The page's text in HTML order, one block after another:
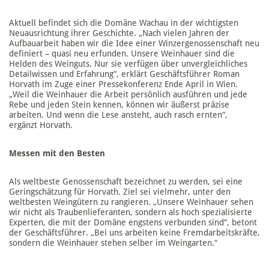
Aktuell befindet sich die Domäne Wachau in der wichtigsten
Neuausrichtung ihrer Geschichte. „Nach vielen Jahren der
Aufbauarbeit haben wir die Idee einer Winzergenossenschaft neu
definiert – quasi neu erfunden. Unsere Weinhauer sind die
Helden des Weinguts. Nur sie verfügen über unvergleichliches
Detailwissen und Erfahrung“, erklärt Geschäftsführer Roman
Horvath im Zuge einer Pressekonferenz Ende April in Wien.
„Weil die Weinhauer die Arbeit persönlich ausführen und jede
Rebe und jeden Stein kennen, können wir äußerst präzise
arbeiten. Und wenn die Lese ansteht, auch rasch ernten“,
ergänzt Horvath.
Messen mit den Besten
Als weltbeste Genossenschaft bezeichnet zu werden, sei eine
Geringschätzung für Horvath. Ziel sei vielmehr, unter den
weltbesten Weingütern zu rangieren. „Unsere Weinhauer sehen
wir nicht als Traubenlieferanten, sondern als hoch spezialisierte
Experten, die mit der Domäne engstens verbunden sind“, betont
der Geschäftsführer. „Bei uns arbeiten keine Fremdarbeitskräfte,
sondern die Weinhauer stehen selber im Weingarten.“